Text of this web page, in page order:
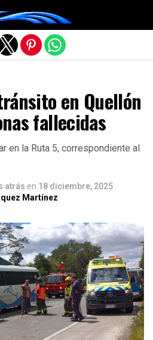
en Quellón
fallecidas
en la Ruta 5, correspondiente al
atrás en 18 diciembre, 2025
Martínez
versión móvil